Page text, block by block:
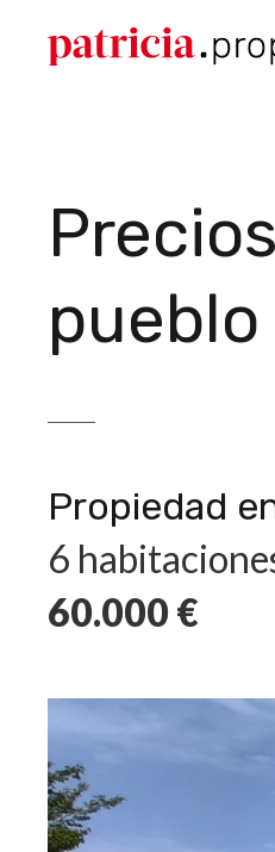
Propiedad
6
60.000 €